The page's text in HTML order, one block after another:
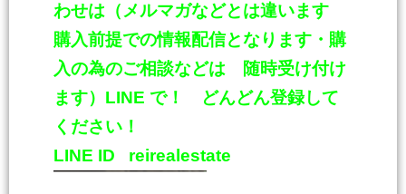
わせは（メルマガなどとは違います
購入前提での情報配信となります・購
入の為のご相談などは 随時受け付け
ます） LINE で！ どんどん登録して
ください！
LINE ID reirealestate